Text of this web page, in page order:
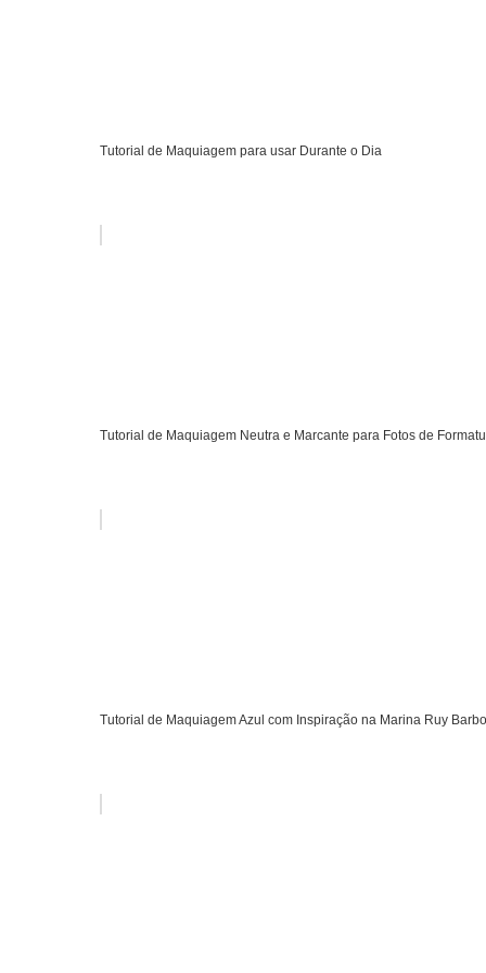
Tutorial de Maquiagem para usar Durante o Dia
Tutorial de Maquiagem Neutra e Marcante para Fotos de
Tutorial de Maquiagem Azul com Inspiração na Marina Ruy